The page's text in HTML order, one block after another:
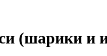
(шарики и